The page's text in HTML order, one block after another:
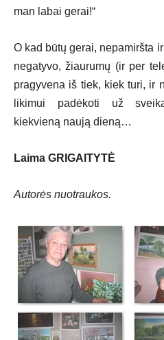
man labai gerai!“
O kad būtų gerai, nepamiršta
negatyvo, žiaurumų (ir per
pragyvena iš tiek, kiek turi, ir
likimui padėkoti už
kiekvieną naują dieną…
Laima GRIGAITYTĖ
Autorės nuotraukos.